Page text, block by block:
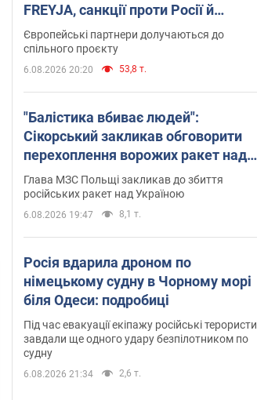
FREYJA, санкції проти Росії й
підтримку аграріїв. Відео
Європейські партнери долучаються до
спільного проєкту
6.08.2026 20:20 53,8 т.
"Балістика вбиває людей":
Сікорський закликав обговорити
перехоплення ворожих ракет над
Україною
Глава МЗС Польщі закликав до збиття
російських ракет над Україною
6.08.2026 19:47 8,1 т.
Росія вдарила дроном по
німецькому судну в Чорному морі
біля Одеси: подробиці
Під час евакуації екіпажу російські терористи
завдали ще одного удару безпілотником по
судну
6.08.2026 21:34 2,6 т.